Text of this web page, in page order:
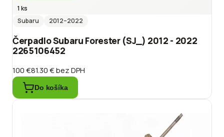
1 ks
Subaru
2012–2022
Čerpadlo Subaru Forester (SJ_) 2012 - 2022
2265106452
100 €81.30 €bez DPH
Do košíka